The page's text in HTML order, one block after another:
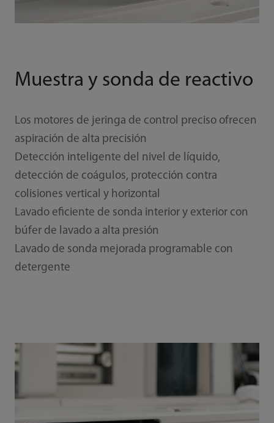
Muestra y sonda de reactivo
Los motores de jeringa de control preciso ofrecen
aspiración de alta precisión
Detección inteligente del nivel de líquido,
detección de coágulos, protección contra
colisiones vertical y horizontal
Lavado eficiente de sonda interior y exterior con
búfer de lavado a alta presión
Lavado de sonda mejorada programable con
detergente